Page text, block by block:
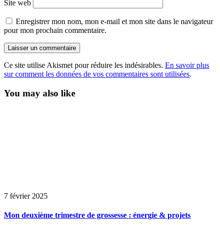
Site web
Enregistrer mon nom, mon e-mail et mon site dans le navigateur
pour mon prochain commentaire.
Ce site utilise Akismet pour réduire les indésirables. En savoir plus
sur comment les données de vos commentaires sont utilisées.
You may also like
7 février 2025
Mon deuxième trimestre de grossesse : énergie & projets